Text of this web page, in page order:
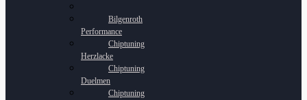
Bilgenroth
Performance
Chiptuning
Herzlacke
Chiptuning
Duelmen
Chiptuning